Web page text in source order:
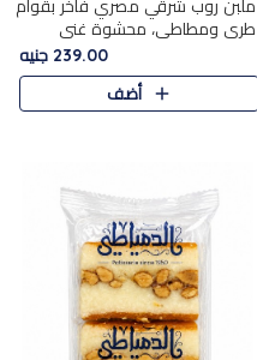
ملبن روب شرقي مصري فاخر بقوام
طري ومطاطي، محشوة غني
بسخاء بقطع عين الجمل واللوز
الفاخر التي تضيف قرمشة مميزة
ومرضية ونكهة ناتي غنية في كل
239.00 جنيه
أضف